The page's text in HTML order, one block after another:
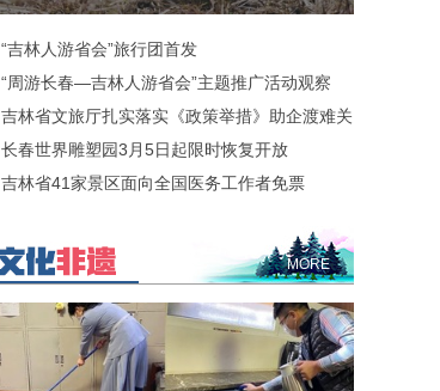
“吉林人游省会”旅行团首发
“周游长春—吉林人游省会”主题推广活动观察
吉林省文旅厅扎实落实《政策举措》助企渡难关
长春世界雕塑园3月5日起限时恢复开放
吉林省41家景区面向全国医务工作者免票
MORE